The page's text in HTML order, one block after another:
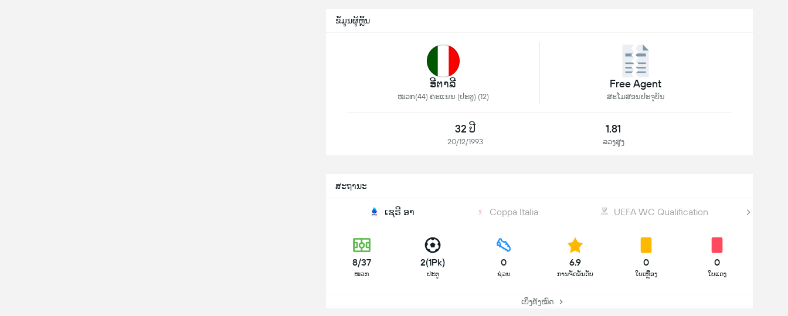
ຂໍ້ມູນຜູ້ຫຼິ້ນ
ອີຕາລີ
ໝວກ(44) ຄະແນນ (ປະຕູ) (12)
Free Agent
ສະໂມສອນປະຈຸບັນ
32 ປີ
20/12/1993
1.81
ລວງສູງ
ສະຖານະ
ເຊຣີ ອາ Coppa Italia UEFA WC Qualification
8/37
ໜວກ
2(1Pk)
ປະຕູ
0
ຊ່ວຍ
6.9
ການຈັດອັນດັບ
0
ໃບເຫຼືອງ
0
ໃບແດງ
ເບິ່ງທັງໝົດ